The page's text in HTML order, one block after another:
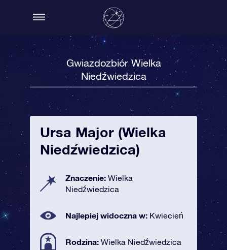
Gwiazdozbiór Wielka
Niedźwiedzica
Ursa Major (Wielka
Niedźwiedzica)
Znaczenie: Wielka
Niedźwiedzica
Najlepiej widoczna w: Kwiecień
Rodzina: Wielka Niedźwiedzica